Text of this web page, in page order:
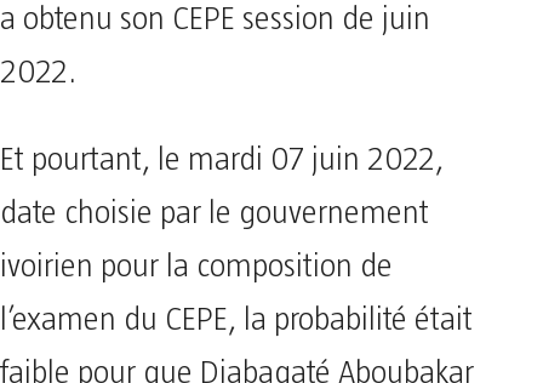
a obtenu son CEPE session de juin
2022.
Et pourtant, le mardi 07 juin 2022,
date choisie par le gouvernement
ivoirien pour la composition de
l’examen du CEPE, la probabilité était
faible pour que Diabagaté Aboubakar